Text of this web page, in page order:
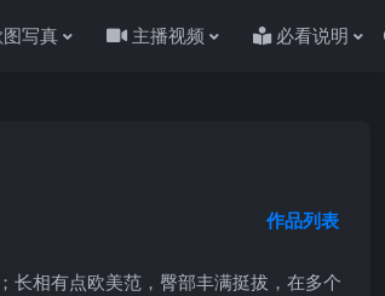
写真 主播视频 必看说明
作品列表
长相有点欧美范，臀部丰满挺拔，在多个